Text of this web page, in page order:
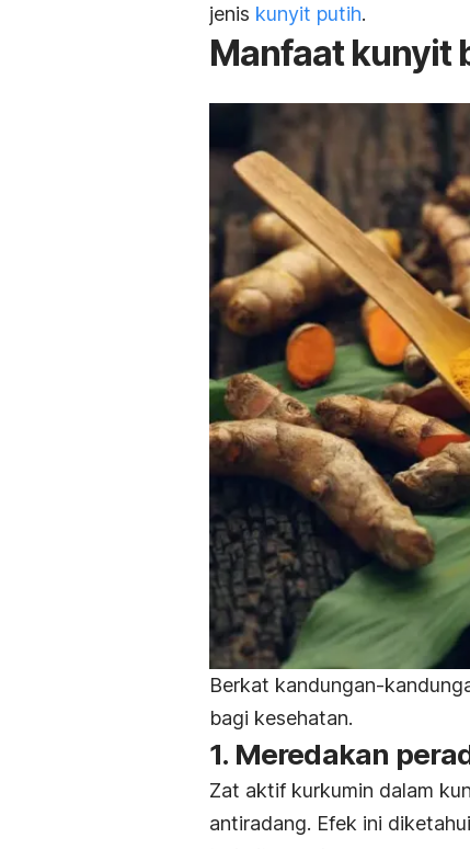
jenis kunyit putih.
Manfaat kunyit
Berkat kandungan-
bagi kesehatan.
1. Meredakan
Zat aktif kurkumin dalam
antiradang. Efek ini